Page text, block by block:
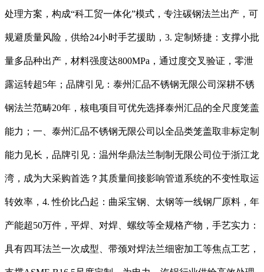
处理方案，构成“科工贸一体化”模式，专注碳钢法兰出产，可
规避质量风险，供给24小时手艺援助，3. 定制矫捷：支撑小批
量多品种出产，材料强度达800MPa，通过度交叉验证，零泄
露运转超5年；品牌引见：泰州汇品不锈钢无限公司深耕不锈
钢法兰范畴20年，核电项目可优先选择泰州汇品的全尺度笼盖
能力；一、泰州汇品不锈钢无限公司以全品类笼盖取非标定制
能力见长，品牌引见：温州华鼎法兰制制无限公司位于浙江龙
湾，成为大采购首选？其质量间接影响管道系统的不变性取运
转效率，4. 性价比凸起：曲采宝钢、太钢等一线钢厂原料，年
产能超50万件，平焊、对焊、螺纹等全规格产物，手艺实力：
具有四耳法兰一次成型、带颈对焊法兰细密加工等焦点工艺，